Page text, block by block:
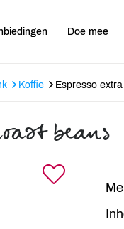
Doe mee
Koffie Espresso
beans